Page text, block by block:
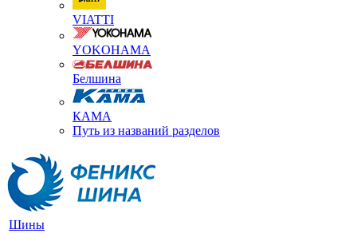
VIATTI
YOKOHAMA
Белшина
КАМА
Путь из названий разделов
Шины